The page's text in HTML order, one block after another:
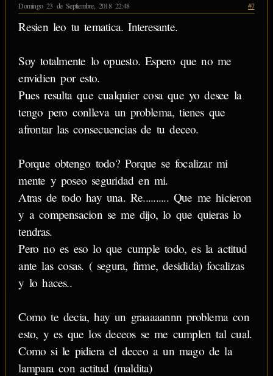
Domingo 23 de Septiembre, 2018 22:48 #7
Resien leo tu tematica. Interesante.
Soy totalmente lo opuesto. Espero que no me
envidien por esto.
Pues resulta que cualquier cosa que yo desee la
tengo pero conlleva un problema, tienes que
afrontar las consecuencias de tu deceo.
Porque obtengo todo? Porque se focalizar mi
mente y poseo seguridad en mi.
Atras de todo hay una. Re.......... Que me hicieron
y a compensacion se me dijo, lo que quieras lo
tendras.
Pero no es eso lo que cumple todo, es la actitud
ante las cosas. ( segura, firme, desidida) focalizas
y lo haces..
Como te decia, hay un graaaaannn problema con
esto, y es que los deceos se me cumplen tal cual.
Como si le pidiera el deceo a un mago de la
lampara con actitud (maldita)